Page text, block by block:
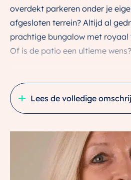
overdekt parkeren onder je
afgesloten terrein? Altijd al
prachtige bungalow met
Of is de patio een ultieme wens?
het complex Citadel midden in
nieuwe plek!
alsmede een terras en een riant
parkeerplaats met carport is
afgesloten terrein en vanuit de
Lees de volledige